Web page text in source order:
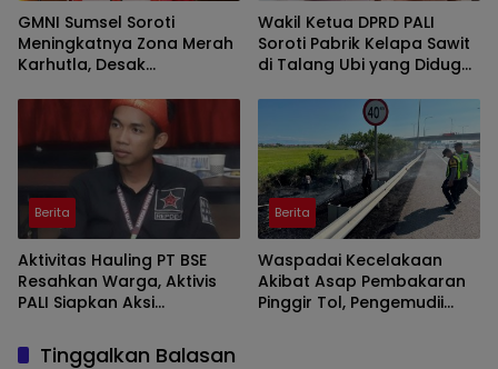
GMNI Sumsel Soroti
Meningkatnya Zona Merah
Karhutla, Desak
Mitigasi dan Penegakan
Wakil Ketua DPRD PALI
Soroti Pabrik Kelapa Sawit
di Talang Ubi yang Diduga
Berita
Aktivitas Hauling PT BSE
Resahkan Warga, Aktivis
PALI Siapkan Aksi
Gubernur
Berita
Waspadai Kecelakaan
Akibat Asap Pembakaran
Pinggir Tol, Pengemudii
Tinggalkan Balasan